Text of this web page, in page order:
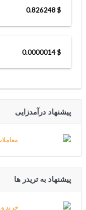
$ 0.826248
$ 0.0000014
پیشنهاد درآمدزایی
پیشنهاد به تریدر ها